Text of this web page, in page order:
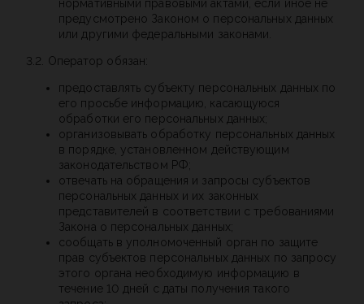
нормативными правовыми актами, если иное не
предусмотрено Законом о персональных данных
или другими федеральными законами.
3.2. Оператор обязан:
предоставлять субъекту персональных данных по
его просьбе информацию, касающуюся
обработки его персональных данных;
организовывать обработку персональных данных
в порядке, установленном действующим
законодательством РФ;
отвечать на обращения и запросы субъектов
персональных данных и их законных
представителей в соответствии с требованиями
Закона о персональных данных;
сообщать в уполномоченный орган по защите
прав субъектов персональных данных по запросу
этого органа необходимую информацию в
течение 10 дней с даты получения такого